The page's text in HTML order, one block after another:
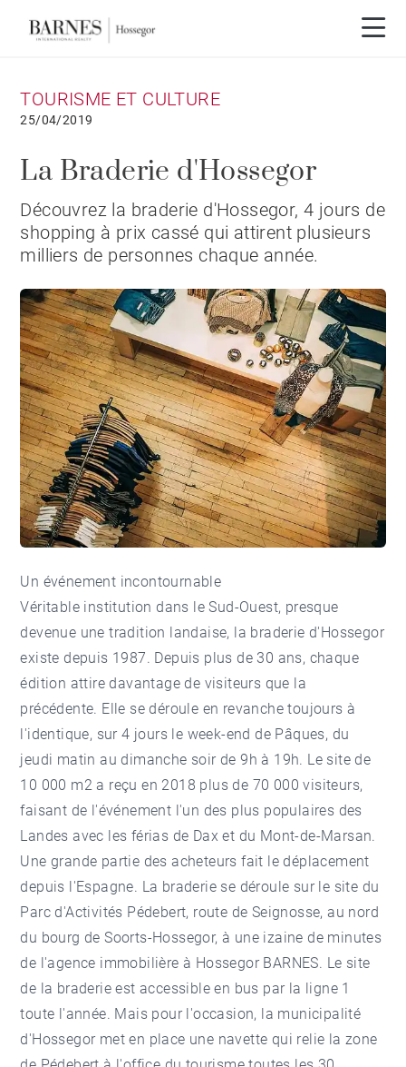
TOURISME ET CULTURE
25/04/2019
La Braderie d'Hossegor
Découvrez la braderie d'Hossegor, 4 jours de
shopping à prix cassé qui attirent plusieurs
milliers de personnes chaque année.
Un événement incontournable
Véritable institution dans le Sud-Ouest, presque
devenue une tradition landaise, la braderie d'Hossegor
existe depuis 1987. Depuis plus de 30 ans, chaque
édition attire davantage de visiteurs que la
précédente. Elle se déroule en revanche toujours à
l'identique, sur 4 jours le week-end de Pâques, du
jeudi matin au dimanche soir de 9h à 19h. Le site de
10 000 m2 a reçu en 2018 plus de 70 000 visiteurs,
faisant de l'événement l'un des plus populaires des
Landes avec les férias de Dax et du Mont-de-Marsan.
Une grande partie des acheteurs fait le déplacement
depuis l'Espagne. La braderie se déroule sur le site du
Parc d'Activités Pédebert, route de Seignosse, au nord
du bourg de Soorts-Hossegor, à une izaine de minutes
de l'agence immobilière à Hossegor BARNES. Le site
de la braderie est accessible en bus par la ligne 1
toute l'année. Mais pour l'occasion, la municipalité
d'Hossegor met en place une navette qui relie la zone